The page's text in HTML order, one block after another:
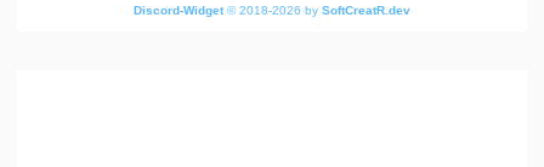
Discord-Widget© 2018-2026 by SoftCreatR.dev